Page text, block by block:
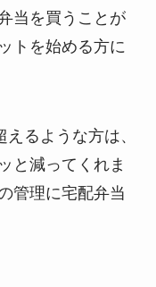
当を買うことが
トを始める方に
るような方は、
と減ってくれま
管理に宅配弁当